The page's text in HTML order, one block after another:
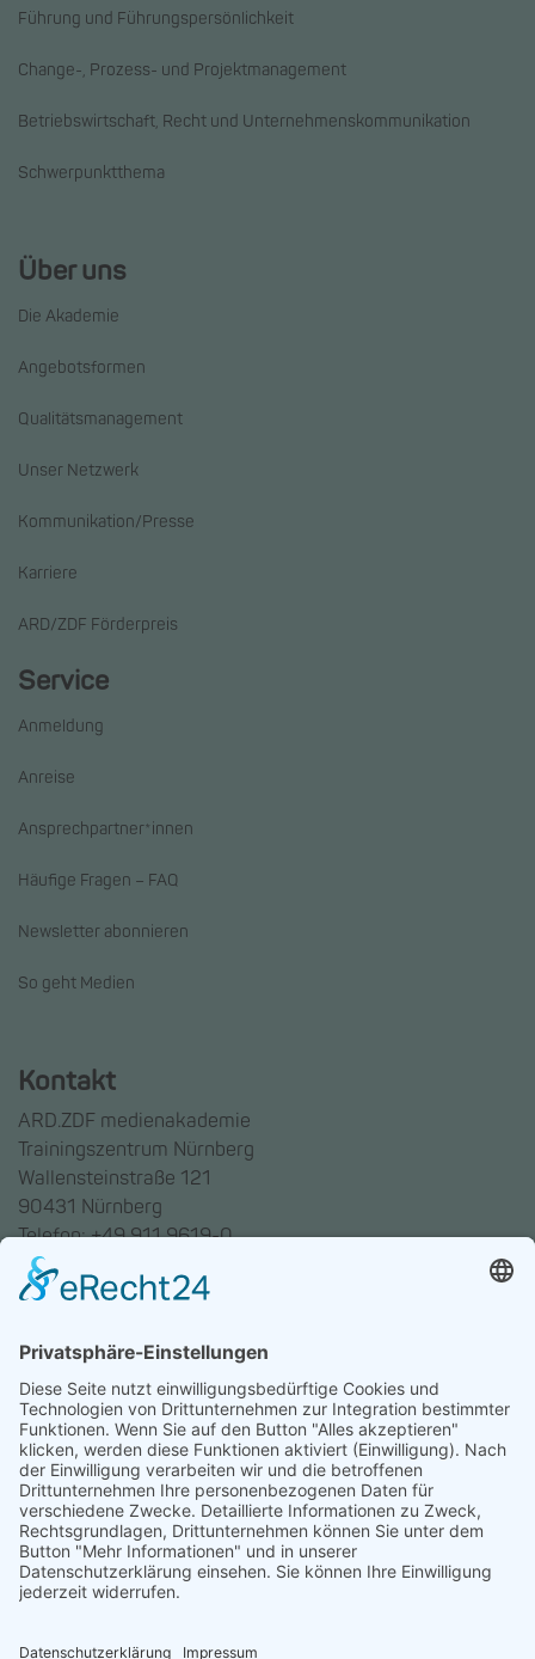
Führung und Führungspersönlichkeit
Change-, Prozess- und Projektmanagement
Betriebswirtschaft, Recht und Unternehmenskommunikation
Schwerpunktthema
Über uns
Die Akademie
Angebotsformen
Qualitätsmanagement
Unser Netzwerk
Kommunikation/Presse
Karriere
ARD/ZDF Förderpreis
Service
Anmeldung
Anreise
Ansprechpartner*innen
Häufige Fragen – FAQ
Newsletter abonnieren
So geht Medien
Kontakt
ARD.ZDF medienakademie
Trainingszentrum Nürnberg
Wallensteinstraße 121
90431 Nürnberg
Telefon: +49 911 9619-0
Trainingszentrum Hannover
30169 Hannover
Telefon: +49 511 123598-531
AGB
Datenschutz